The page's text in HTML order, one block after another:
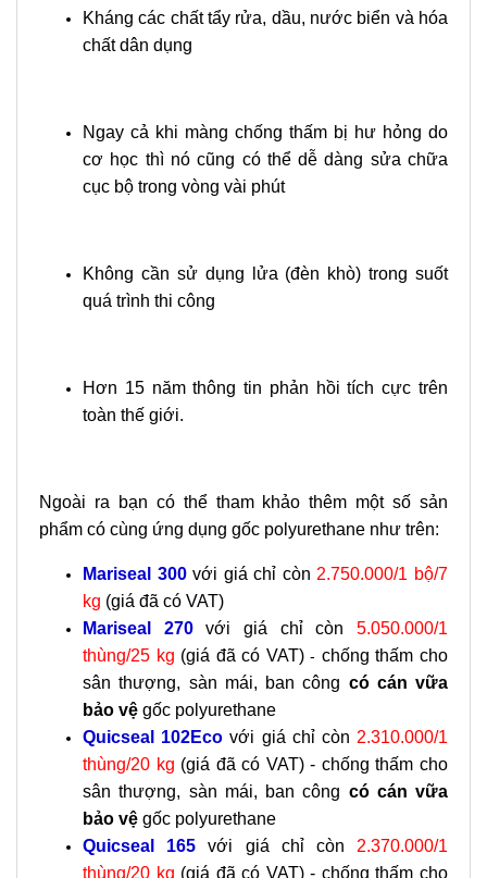
Kháng các chất tẩy rửa, dầu, nước biển và hóa
chất dân dụng
Ngay cả khi màng chống thấm bị hư hỏng do
cơ học thì nó cũng có thể dễ dàng sửa chữa
cục bộ trong vòng vài phút
Không cần sử dụng lửa (đèn khò) trong suốt
quá trình thi công
Hơn 15 năm thông tin phản hồi tích cực trên
toàn thế giới.
Ngoài ra bạn có thể tham khảo thêm một số sản
phẩm có cùng ứng dụng gốc polyurethane như trên:
Mariseal 300với giá chỉ còn 2.750.000/1 bộ/7
kg (giá đã có VAT)
Mariseal 270
với giá chỉ còn5.050.000/1
thùng/25 kg (giá đã có VAT)- chống thấm cho
sân thượng, sàn mái, ban công có cán vữa
bảo vệ gốc polyurethane
Quicseal 102Eco với giá chỉ còn 2.310.000/1
thùng/20 kg (giá đã có VAT) - chống thấm cho
sân thượng, sàn mái, ban công có cán vữa
bảo vệ gốc polyurethane
Quicseal 165 với giá chỉ còn 2.370.000/1
thùng/20 kg (giá đã có VAT) - chống thấm cho